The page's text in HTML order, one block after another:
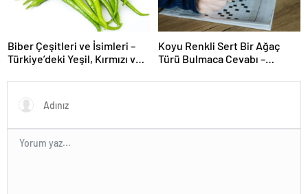
Biber Çeşitleri ve İsimleri –
Türkiye’deki Yeşil, Kırmızı ve
Koyu Renkli Sert Bir Ağaç
Türü Bulmaca Cevabı –
Bir Ağaç Türü